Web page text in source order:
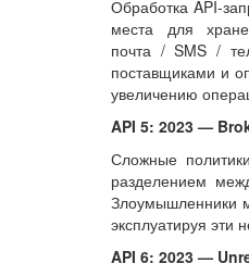
Обработка API-
места для
почта / SMS /
поставщиками и
увеличению
API 5: 2023 —
Сложные
разделением
Злоумышленники
эксплуатируя эти
API 6: 2023 —